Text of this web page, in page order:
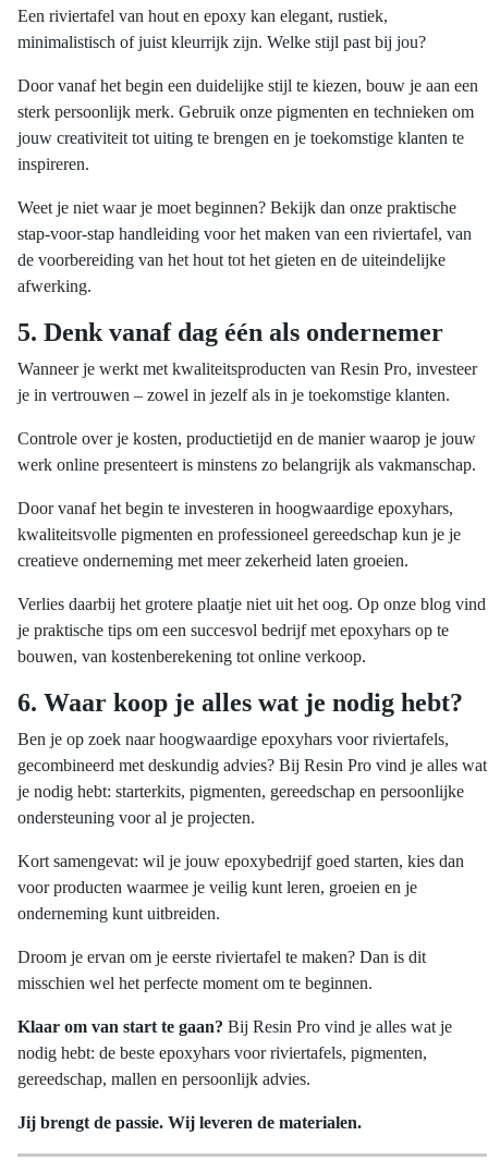
Een riviertafel van hout en epoxy kan elegant, rustiek,
minimalistisch of juist kleurrijk zijn. Welke stijl past bij jou?
Door vanaf het begin een duidelijke stijl te kiezen, bouw je aan een
sterk persoonlijk merk. Gebruik onze pigmenten en technieken om
jouw creativiteit tot uiting te brengen en je toekomstige klanten te
inspireren.
Weet je niet waar je moet beginnen? Bekijk dan onze praktische
stap-voor-stap handleiding voor het maken van een riviertafel, van
de voorbereiding van het hout tot het gieten en de uiteindelijke
afwerking.
5. Denk vanaf dag één als ondernemer
Wanneer je werkt met kwaliteitsproducten van Resin Pro, investeer
je in vertrouwen – zowel in jezelf als in je toekomstige klanten.
Controle over je kosten, productietijd en de manier waarop je jouw
werk online presenteert is minstens zo belangrijk als vakmanschap.
Door vanaf het begin te investeren in hoogwaardige epoxyhars,
kwaliteitsvolle pigmenten en professioneel gereedschap kun je je
creatieve onderneming met meer zekerheid laten groeien.
Verlies daarbij het grotere plaatje niet uit het oog. Op onze blog vind
je praktische tips om een succesvol bedrijf met epoxyhars op te
bouwen, van kostenberekening tot online verkoop.
6. Waar koop je alles wat je nodig hebt?
Ben je op zoek naar hoogwaardige epoxyhars voor riviertafels,
gecombineerd met deskundig advies? Bij Resin Pro vind je alles wat
je nodig hebt: starterkits, pigmenten, gereedschap en persoonlijke
ondersteuning voor al je projecten.
Kort samengevat: wil je jouw epoxybedrijf goed starten, kies dan
voor producten waarmee je veilig kunt leren, groeien en je
onderneming kunt uitbreiden.
Droom je ervan om je eerste riviertafel te maken? Dan is dit
misschien wel het perfecte moment om te beginnen.
Klaar om van start te gaan? Bij Resin Pro vind je alles wat je
nodig hebt: de beste epoxyhars voor riviertafels, pigmenten,
gereedschap, mallen en persoonlijk advies.
Jij brengt de passie. Wij leveren de materialen.